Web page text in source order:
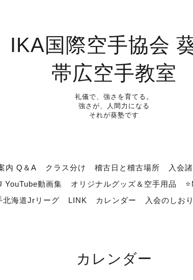
IKA国際空手協会
帯広空手教室
礼儀で、強さを育てる。
強さが、人間力になる
それが葵塾です
内 Q＆A クラス分け 稽古日と稽古場所 入会
YouTube動画集
オリジナルグッズ＆空手用品
北海道Jrリーグ
LINK カレンダー 入会のしおり
カレンダー